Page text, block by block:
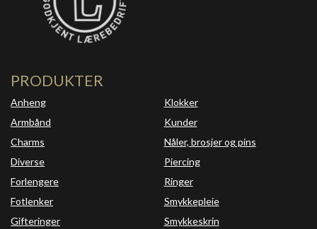
PRODUKTER
Anheng
Armbånd
Charms
Diverse
Forlengere
Fotlenker
Gifteringer
Klokker
Kunder
Nåler, brosjer og pins
Piercing
Ringer
Smykkepleie
Smykkeskrin